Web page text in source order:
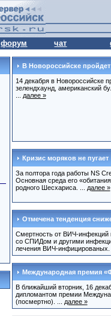
форум чат
В Новороссийске
14 декабря в Новороссийске
зелендхаунд, американский
далее »
Кризис моряков не пугает
За полтора года работы NS
Основная среда его
родного Шесхариса. ...
далее »
Отмечена тенденция
Смертность от ВИЧ-инфекций
со СПИДом и другими
лечения ВИЧ-инфицированых.
Международная премия
В ближайший вторник, 16
дипломантом премии
(посмертно). ...
далее »